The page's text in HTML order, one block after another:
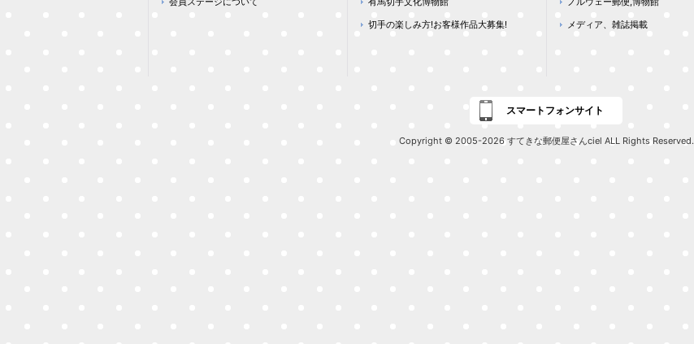
切手の楽しみ方!お客様作品大募集!
メディア、雑誌掲載
スマートフォンサイト
Copyright © 2005-2026 すてきな郵便屋さんciel ALL Rights Reserved.